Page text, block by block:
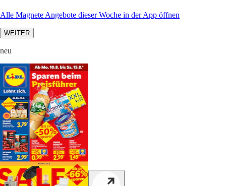
Alle Magnete Angebote dieser Woche in der App öffnen
WEITER
neu